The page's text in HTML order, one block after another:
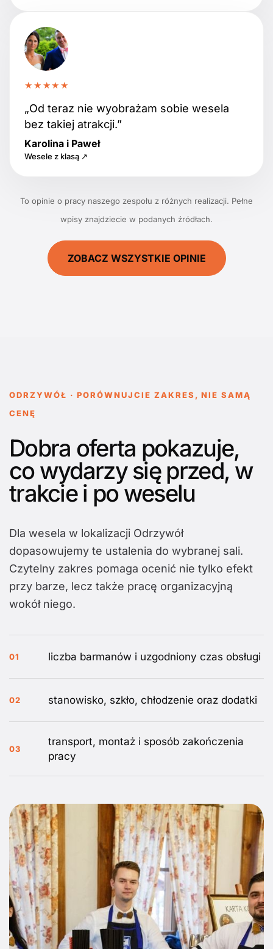
★★★★★
„Od teraz nie wyobrażam sobie wesela
bez takiej atrakcji.”
Karolina i Paweł
Wesele z klasą ↗
To opinie o pracy naszego zespołu z różnych realizacji. Pełne
wpisy znajdziecie w podanych źródłach.
ZOBACZ WSZYSTKIE OPINIE
ODRZYWÓŁ · PORÓWNUJCIE ZAKRES, NIE SAMĄ
CENĘ
Dobra oferta pokazuje,
co wydarzy się przed, w
trakcie i po weselu
Dla wesela w lokalizacji Odrzywół
dopasowujemy te ustalenia do wybranej sali.
Czytelny zakres pomaga ocenić nie tylko efekt
przy barze, lecz także pracę organizacyjną
wokół niego.
01 liczba barmanów i uzgodniony czas obsługi
02 stanowisko, szkło, chłodzenie oraz dodatki
03
transport, montaż i sposób zakończenia
pracy